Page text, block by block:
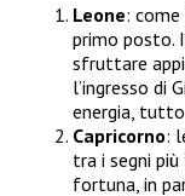
Leone:
primo posto.
sfruttare
l’ingresso di
energia,
Capricorno:
tra i segni
fortuna, in